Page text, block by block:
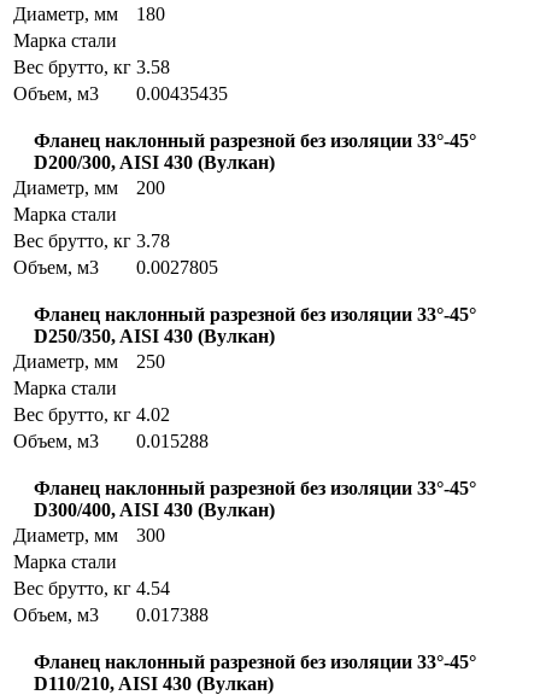
Диаметр, мм
180
Марка стали
Вес брутто, кг 3.58
Объем, м3
0.00435435
Фланец наклонный разрезной без изоляции 33°-45°
D200/300, AISI 430 (Вулкан)
Диаметр, мм
200
Марка стали
Вес брутто, кг 3.78
Объем, м3
0.0027805
Фланец наклонный разрезной без изоляции 33°-45°
D250/350, AISI 430 (Вулкан)
Диаметр, мм
250
Марка стали
Вес брутто, кг 4.02
Объем, м3
0.015288
Фланец наклонный разрезной без изоляции 33°-45°
D300/400, AISI 430 (Вулкан)
Диаметр, мм
300
Марка стали
Вес брутто, кг 4.54
Объем, м3
0.017388
Фланец наклонный разрезной без изоляции 33°-45°
D110/210, AISI 430 (Вулкан)